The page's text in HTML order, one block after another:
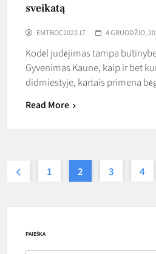
sveikatą
EMTBOC2022.LT 4 GRUODŽIO,
Kodėl judėjimas tampa
Gyvenimas Kaune, kaip ir bet
didmiestyje, kartais primena
Read More
1 2 3 4
PAIEŠKA